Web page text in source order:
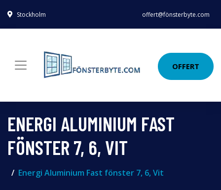
Stockholm offert@fönsterbyte.com
OFFERT
ENERGI ALUMINIUM FAST
FÖNSTER 7, 6, VIT
Energi Aluminium Fast fönster 7, 6, Vit